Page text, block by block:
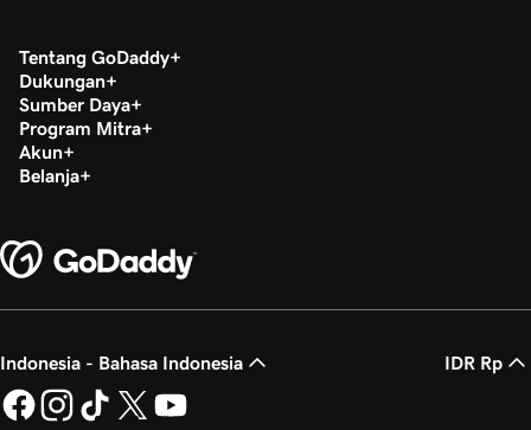
Tentang GoDaddy
Dukungan
Sumber Daya
Program Mitra
Akun
Belanja
Indonesia - Bahasa Indonesia IDR Rp